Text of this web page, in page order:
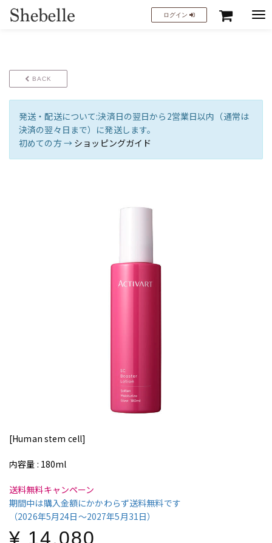
ログイン
BACK
発送・配送について:決済日の翌日から2営業日以内（通常は
決済の翌々日まで）に発送します。
初めての方 → ショッピングガイド
SCブースター ローション
[Human stem cell]
内容量 : 180ml
送料無料キャンペーン
期間中は購入金額にかかわらず送料無料です
（2026年5月24日〜2027年5月31日）
¥ 14,080